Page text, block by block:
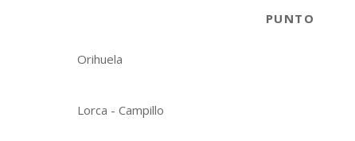
PUNTO
Orihuela
Lorca - Campillo